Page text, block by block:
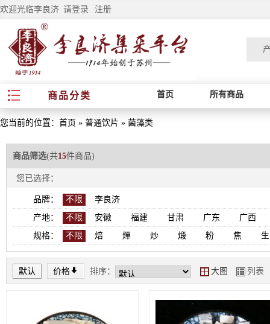
欢迎光临李良济 请登录 注册
商品分类 首页 所有商品
您当前的位置： 首页 » 普通饮片 » 菌藻类
商品筛选(共15件商品)
您已选择：
品牌： 不限
李良济
产地：
不限 安徽 福建 甘肃 广东
广西
规格：
不限 焙 燀 炒 煅 粉 焦 生
默认 价格* 排序： Y 大图 Z 列表